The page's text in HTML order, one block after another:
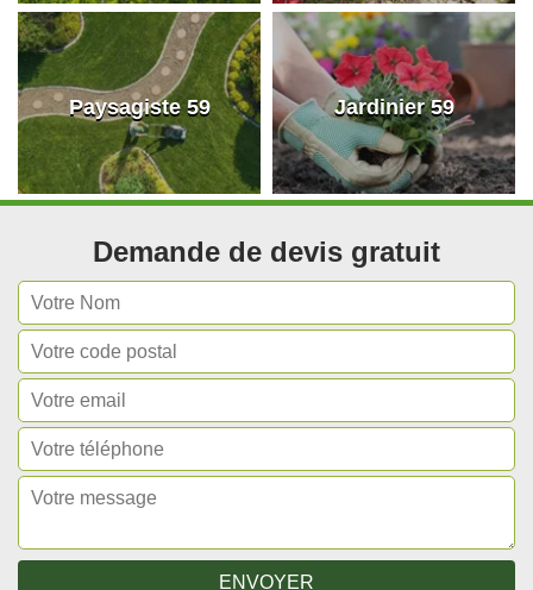
Paysagiste 59 Jardinier 59
Demande de devis gratuit